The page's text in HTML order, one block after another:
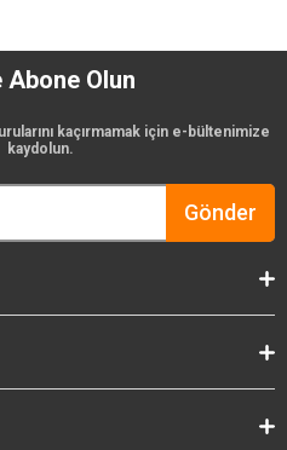
Abone Olun
kaçırmamak için e-bültenimize
kaydolun.
Gönder